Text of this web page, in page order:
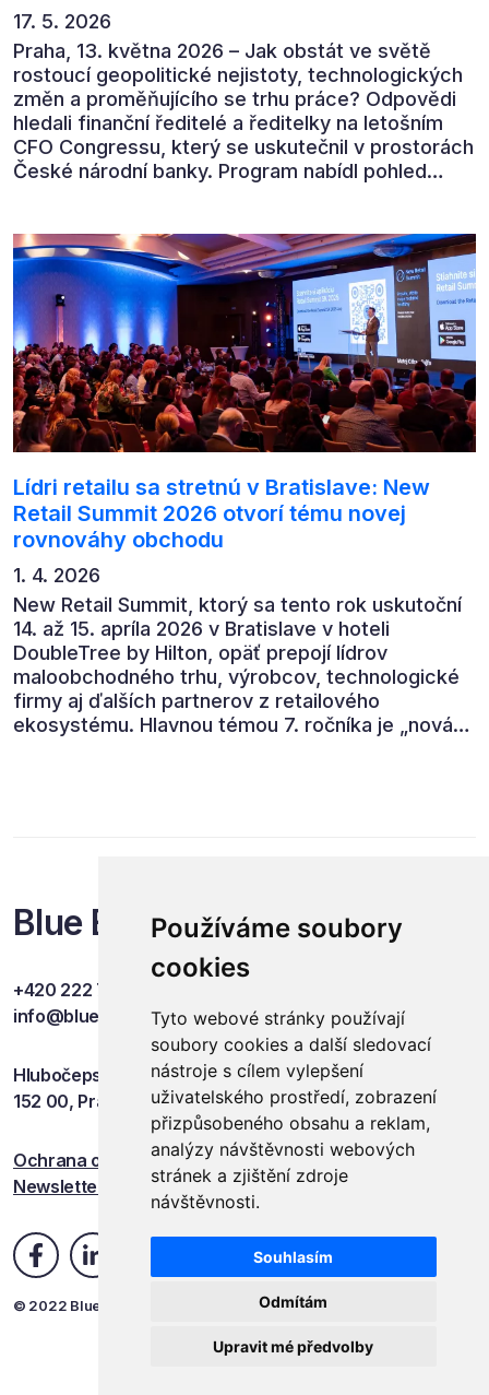
Používáme soubory
cookies
Tyto webové stránky používají
soubory cookies a další sledovací
nástroje s cílem vylepšení
uživatelského prostředí, zobrazení
přizpůsobeného obsahu a reklam,
analýzy návštěvnosti webových
stránek a zjištění zdroje
návštěvnosti.
Souhlasím
Odmítám
Upravit mé předvolby
17. 5. 2026
Praha, 13. května 2026 – Jak obstát ve světě
rostoucí geopolitické nejistoty, technologických
změn a proměňujícího se trhu práce? Odpovědi
hledali finanční ředitelé a ředitelky na letošním
CFO Congressu, který se uskutečnil v prostorách
České národní banky. Program nabídl pohled
automatizaci, leadership i budoucnost role CFO.
Lídri retailu sa stretnú v Bratislave: New
Retail Summit 2026 otvorí tému novej
rovnováhy obchodu
1. 4. 2026
New Retail Summit, ktorý sa tento rok uskutoční
14. až 15. apríla 2026 v Bratislave v hoteli
DoubleTree by Hilton, opäť prepojí lídrov
maloobchodného trhu, výrobcov, technologické
firmy aj ďalších partnerov z retailového
ekosystému. Hlavnou témou 7. ročníka je „nová
Blue Events
+420 222 749 841
info@blueevents.eu
Hlubočepská 701/38c
152 00, Praha 5
Ochrana osobních údajů
Newsletter
© 2022 Blue Events